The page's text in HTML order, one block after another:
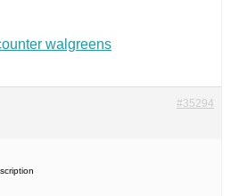
walgreens
#35294